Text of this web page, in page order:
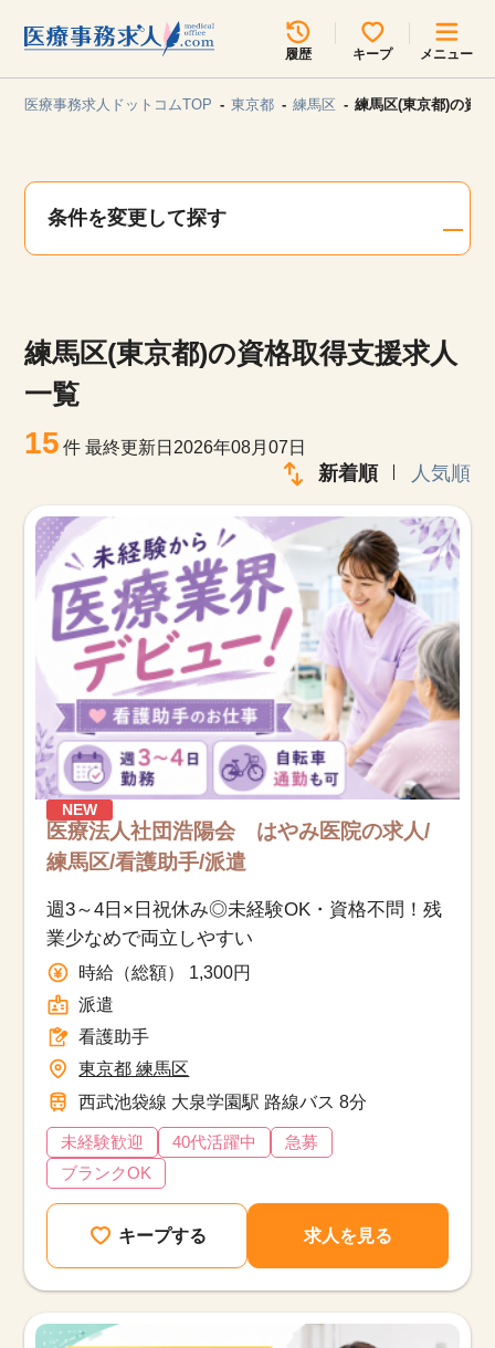
履歴 キープ メニュー
見学会・イベント情報
お知らせ
医療事務求人ドットコムとは
サイトの使い方
就職サポート
人材をお探しの医療機関・企業様
運営会社
医療事務求人ドットコムTOP 東京都 練馬区 練馬区(東京都)の資
条件を変更して探す
練馬区(東京都)の資格取得支援求人
一覧
15 件最終更新日2026年08月07日
新着順 人気順
NEW
医療法人社団浩陽会 はやみ医院の求人/
練馬区/看護助手/派遣
週3～4日×日祝休み◎未経験OK・資格不問！残
業少なめで両立しやすい
時給（総額） 1,300円
派遣
看護助手
東京都 練馬区
西武池袋線 大泉学園駅 路線バス 8分
未経験歓迎 40代活躍中
急募
ブランクOK
キープする 求人を見る
所在地のエリアを選択してください
各支店担当よりご連絡させていただきます。
関東
甲信越・北陸 中国・四国
九州・沖縄